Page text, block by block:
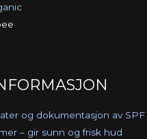
og dokumentasjon av SPF
– gir sunn og frisk hud